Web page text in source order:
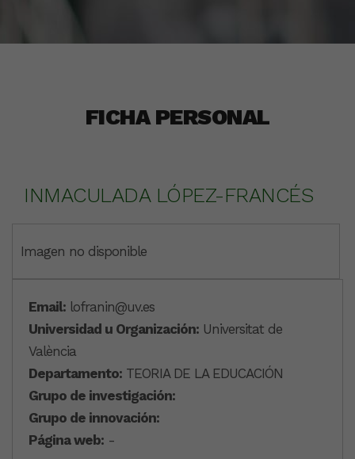
FICHA PERSONAL
INMACULADA LÓPEZ-FRANCÉS
Imagen no disponible
Email: lofranin@uv.es
Universidad u Organización: Universitat de
València
Departamento: TEORIA DE LA EDUCACIÓN
Grupo de investigación:
Grupo de innovación:
Página web: -